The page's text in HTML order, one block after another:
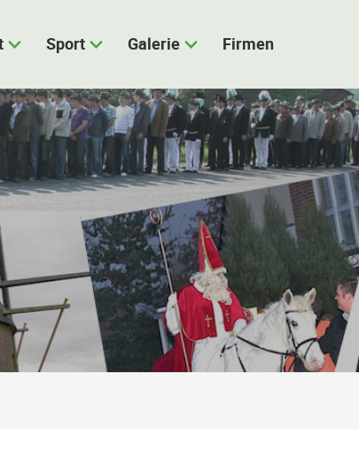
Sport Galerie Firmen